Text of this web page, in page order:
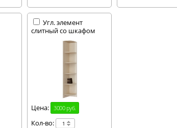
Угл. элемент
слитный со шкафом
Цена: 3000 руб.
Кол-во: